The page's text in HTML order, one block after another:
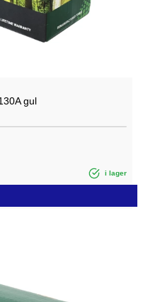
gul
i lager